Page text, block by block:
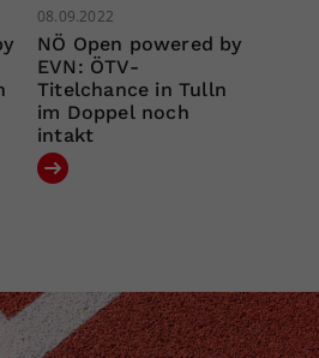
08.09.2022
NÖ Open powered by
EVN: ÖTV-
Titelchance in Tulln
im Doppel noch
intakt